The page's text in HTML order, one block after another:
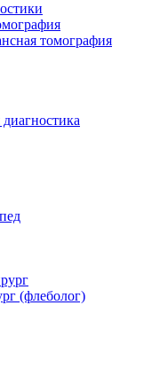
томография
(флеболог)